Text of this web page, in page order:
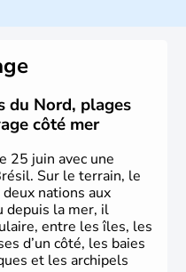
le portugais Cabral en
très nombreux esclaves
large exploitation des
du Nord, plages
côté mer
25 juin avec une
Sur le terrain, le
nations aux
depuis la mer, il
entre les îles, les
d’un côté, les baies
et les archipels